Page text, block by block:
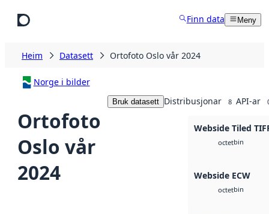
Finn data Meny
Heim Datasett Ortofoto Oslo vår 2024
Norge i bilder
Ortofoto
Oslo vår
2024
Bruk datasett Distribusjonar 8 API-ar
Webside Tiled
octetbin
Webside ECW
octetbin